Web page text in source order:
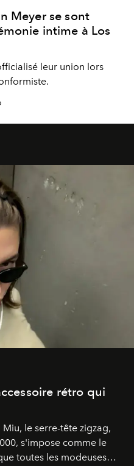
Meyer se sont
intime à Los
leur union lors
rétro qui
le serre-tête zigzag,
s'impose comme le
toutes les modeuses